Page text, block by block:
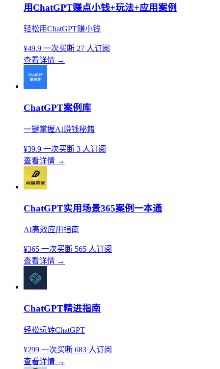
用ChatGPT赚点小钱+玩法+应用案例
轻松用ChatGPT赚小钱
¥49.9 一次买断 27 人订阅
查看详情 →
ChatGPT案例库
一键掌握AI赚钱秘籍
¥39.9 一次买断 3 人订阅
查看详情 →
ChatGPT实用场景365案例一本通
AI高效应用指南
¥365 一次买断 565 人订阅
查看详情 →
ChatGPT精进指南
轻松玩转ChatGPT
¥299 一次买断 683 人订阅
查看详情 →